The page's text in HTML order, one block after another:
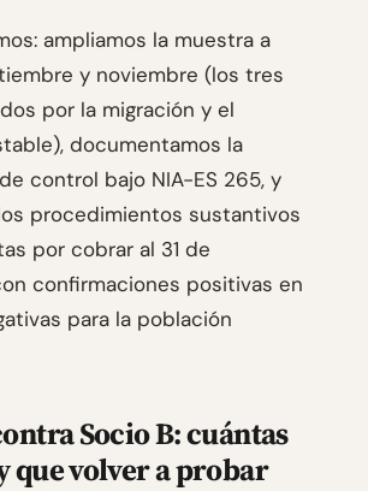
ampliamos la muestra a
y noviembre (los tres
por la migración y el
documentamos la
control bajo NIA-ES 265, y
procedimientos sustantivos
por cobrar al 31 de
confirmaciones positivas en
para la población
Socio B: cuántas
que volver a probar